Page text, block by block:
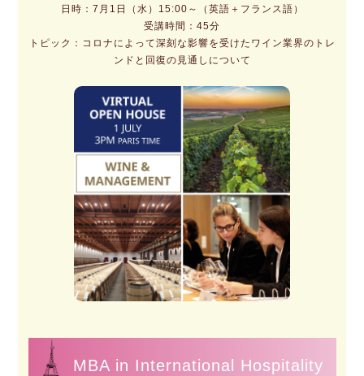
日時：7月1日（水）15:00～（英語＋フランス語）
受講時間：45分
トピック：コロナによって深刻な影響を受けたワイン業界のトレ
ンドと回復の見通しについて
MBA in International Hospitality